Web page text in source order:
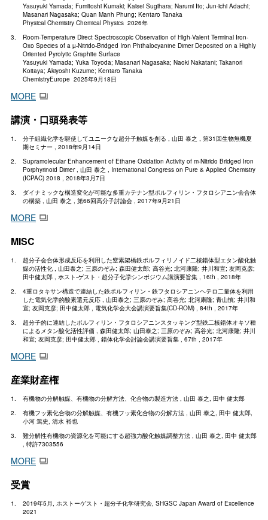
Yasuyuki Yamada; Fumitoshi Kumaki; Kaisei Sugihara; Narumi Ito; Jun-ichi Adachi;
Masanari Nagasaka; Quan Manh Phung; Kentaro Tanaka
Physical Chemistry Chemical Physics 2026年
Room‐Temperature Direct Spectroscopic Observation of High‐Valent Terminal Iron‐
Oxo Species of a µ‐Nitrido‐Bridged Iron Phthalocyanine Dimer Deposited on a Highly
Oriented Pyrolytic Graphite Surface
Yasuyuki Yamada; Yuka Toyoda; Masanari Nagasaka; Naoki Nakatani; Takanori
Koitaya; Akiyoshi Kuzume; Kentaro Tanaka
ChemistryEurope 2025年9月18日
MORE
講演・口頭発表等
分子組織化学を駆使してユニークな超分子触媒を創る , 山田 泰之 , 第31回生物無機夏
期セミナー , 2018年9月14日
Supramolecular Enhancement of Ethane Oxidation Activity of m-Nitrido Bridged Iron
Porphyrinoid Dimer , 山田 泰之 , International Congress on Pure & Applied Chemistry
(ICPAC) 2018 , 2018年3月7日
ダイナミックな構造変化が可能な多重カテナン型ポルフィリン・フタロシアニン会合体
の構築 , 山田 泰之 , 第66回高分子討論会 , 2017年9月21日
MORE
MISC
超分子会合体形成反応を利用した窒素架橋鉄ポルフィリノイド二核錯体型エタン酸化触
媒の活性化 , 山田泰之; 三原のぞみ; 森田健太郎; 高谷光; 北河康隆; 井川和宣; 友岡克彦;
田中健太郎 , ホスト-ゲスト・超分子化学シンポジウム講演要旨集 , 16th , 2018年
4重ロタキサン構造で連結した鉄ポルフィリン・鉄フタロシアニンヘテロ二量体を利用
した電気化学的酸素還元反応 , 山田泰之; 三原のぞみ; 高谷光; 北河康隆; 青山慎; 井川和
宣; 友岡克彦; 田中健太郎 , 電気化学会大会講演要旨集(CD-ROM) , 84th , 2017年
超分子的に連結したポルフィリン・フタロシアニンスタッキング型鉄二核錯体オキソ種
によるメタン酸化活性評価 , 森田健太郎; 山田泰之; 三原のぞみ; 高谷光; 北河康隆; 井川
和宣; 友岡克彦; 田中健太郎 , 錯体化学会討論会講演要旨集 , 67th , 2017年
MORE
産業財産権
有機物の分解触媒、有機物の分解方法、化合物の製造方法 , 山田 泰之, 田中 健太郎
有機フッ素化合物の分解触媒、有機フッ素化合物の分解方法 , 山田 泰之, 田中 健太郎,
小河 篤史, 清水 裕也
難分解性有機物の資源化を可能にする超強力酸化触媒調整方法 , 山田 泰之, 田中 健太郎
, 特許7303556
MORE
受賞
2019年5月, ホストーゲスト・超分子化学研究会, SHGSC Japan Award of Excellence
2021